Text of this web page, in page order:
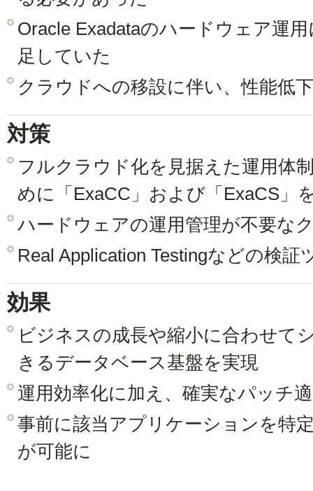
Oracle Exadataのハードウェア運
足していた
クラウドへの移設に伴い、性能低
対策
フルクラウド化を見据えた運用体
めに「ExaCC」および「ExaCS」
ハードウェアの運用管理が不要な
Real Application Testingなどの検証
効果
ビジネスの成長や縮小に合わせて
きるデータベース基盤を実現
運用効率化に加え、確実なパッチ
事前に該当アプリケーションを特
が可能に